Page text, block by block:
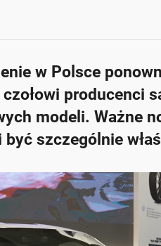
w Polsce
producenci
modeli. Ważne
szczególnie